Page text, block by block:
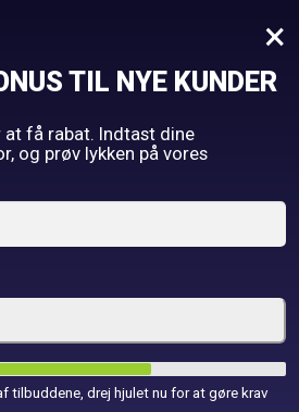
til børn
×
TIL NYE KUNDER
få rabat. Indtast dine
og prøv lykken på vores
tilbuddene, drej hjulet nu for at gøre krav